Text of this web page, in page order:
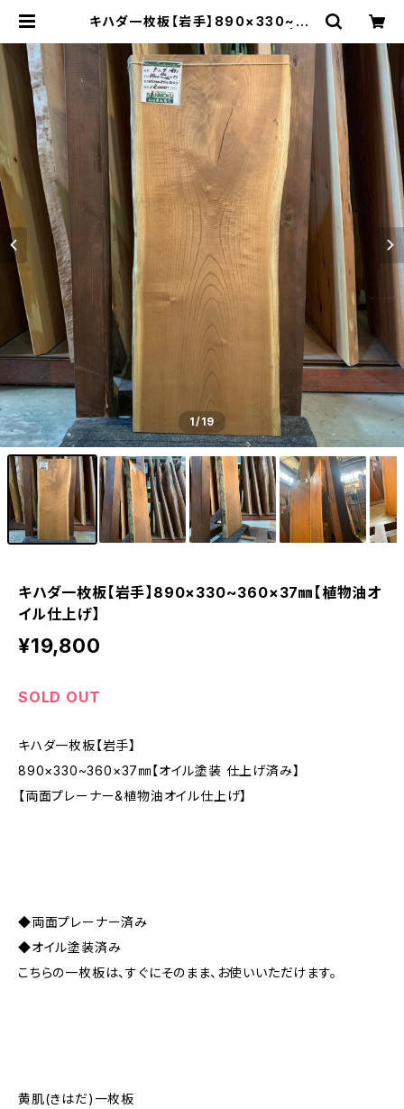
キハダ一枚板【岩手】890×330~36
の店さんもく
1/19
キハダ一枚板【岩手】890×330~360×37㎜【植物油オ
イル仕上げ】
¥19,800
SOLD OUT
キハダ一枚板【岩手】
890×330~360×37㎜【オイル塗装 仕上げ済み】
【両面プレーナー&植物油オイル仕上げ】
◆両面プレーナー済み
◆オイル塗装済み
こちらの一枚板は、すぐにそのまま、お使いいただけます。
黄肌(きはだ)一枚板